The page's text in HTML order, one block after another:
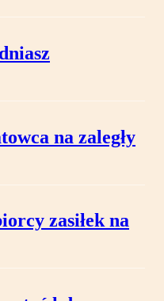
na zaległy
zasiłek na